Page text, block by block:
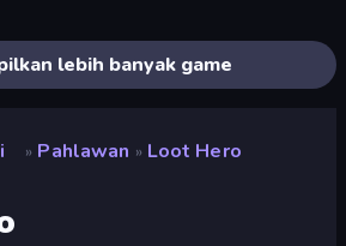
lebih banyak game
» Pahlawan » Loot Hero